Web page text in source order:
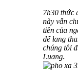
7h30 thức
này vẫn
tiên của
để lang
chúng tôi
Luang.